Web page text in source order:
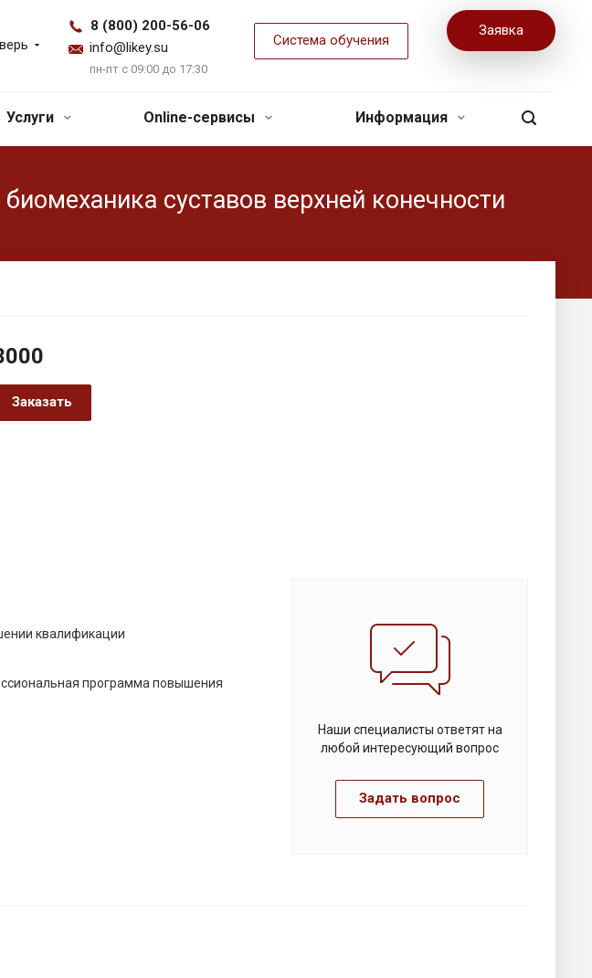
8 (800) 200-56-06
info@likey.su
пн-пт с 09:00 до 17:30
Система обучения
Заявка
Услуги Online-сервисы Информация
суставов верхней конечности
Заказать
квалификации
программа повышения
Наши специалисты ответят на
любой интересующий вопрос
Задать вопрос